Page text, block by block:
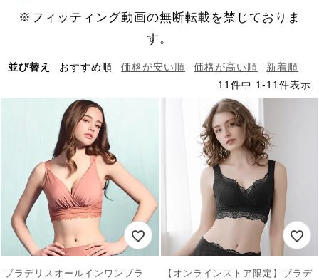
※フィッティング動画の無断転載を禁じておりま
す。
並び替え おすすめ順 価格が安い順 価格が高い順
新着順
11件中 1-11件表示
ブラデリスオールインワンブラ
【オンラインストア限定】ブラデ